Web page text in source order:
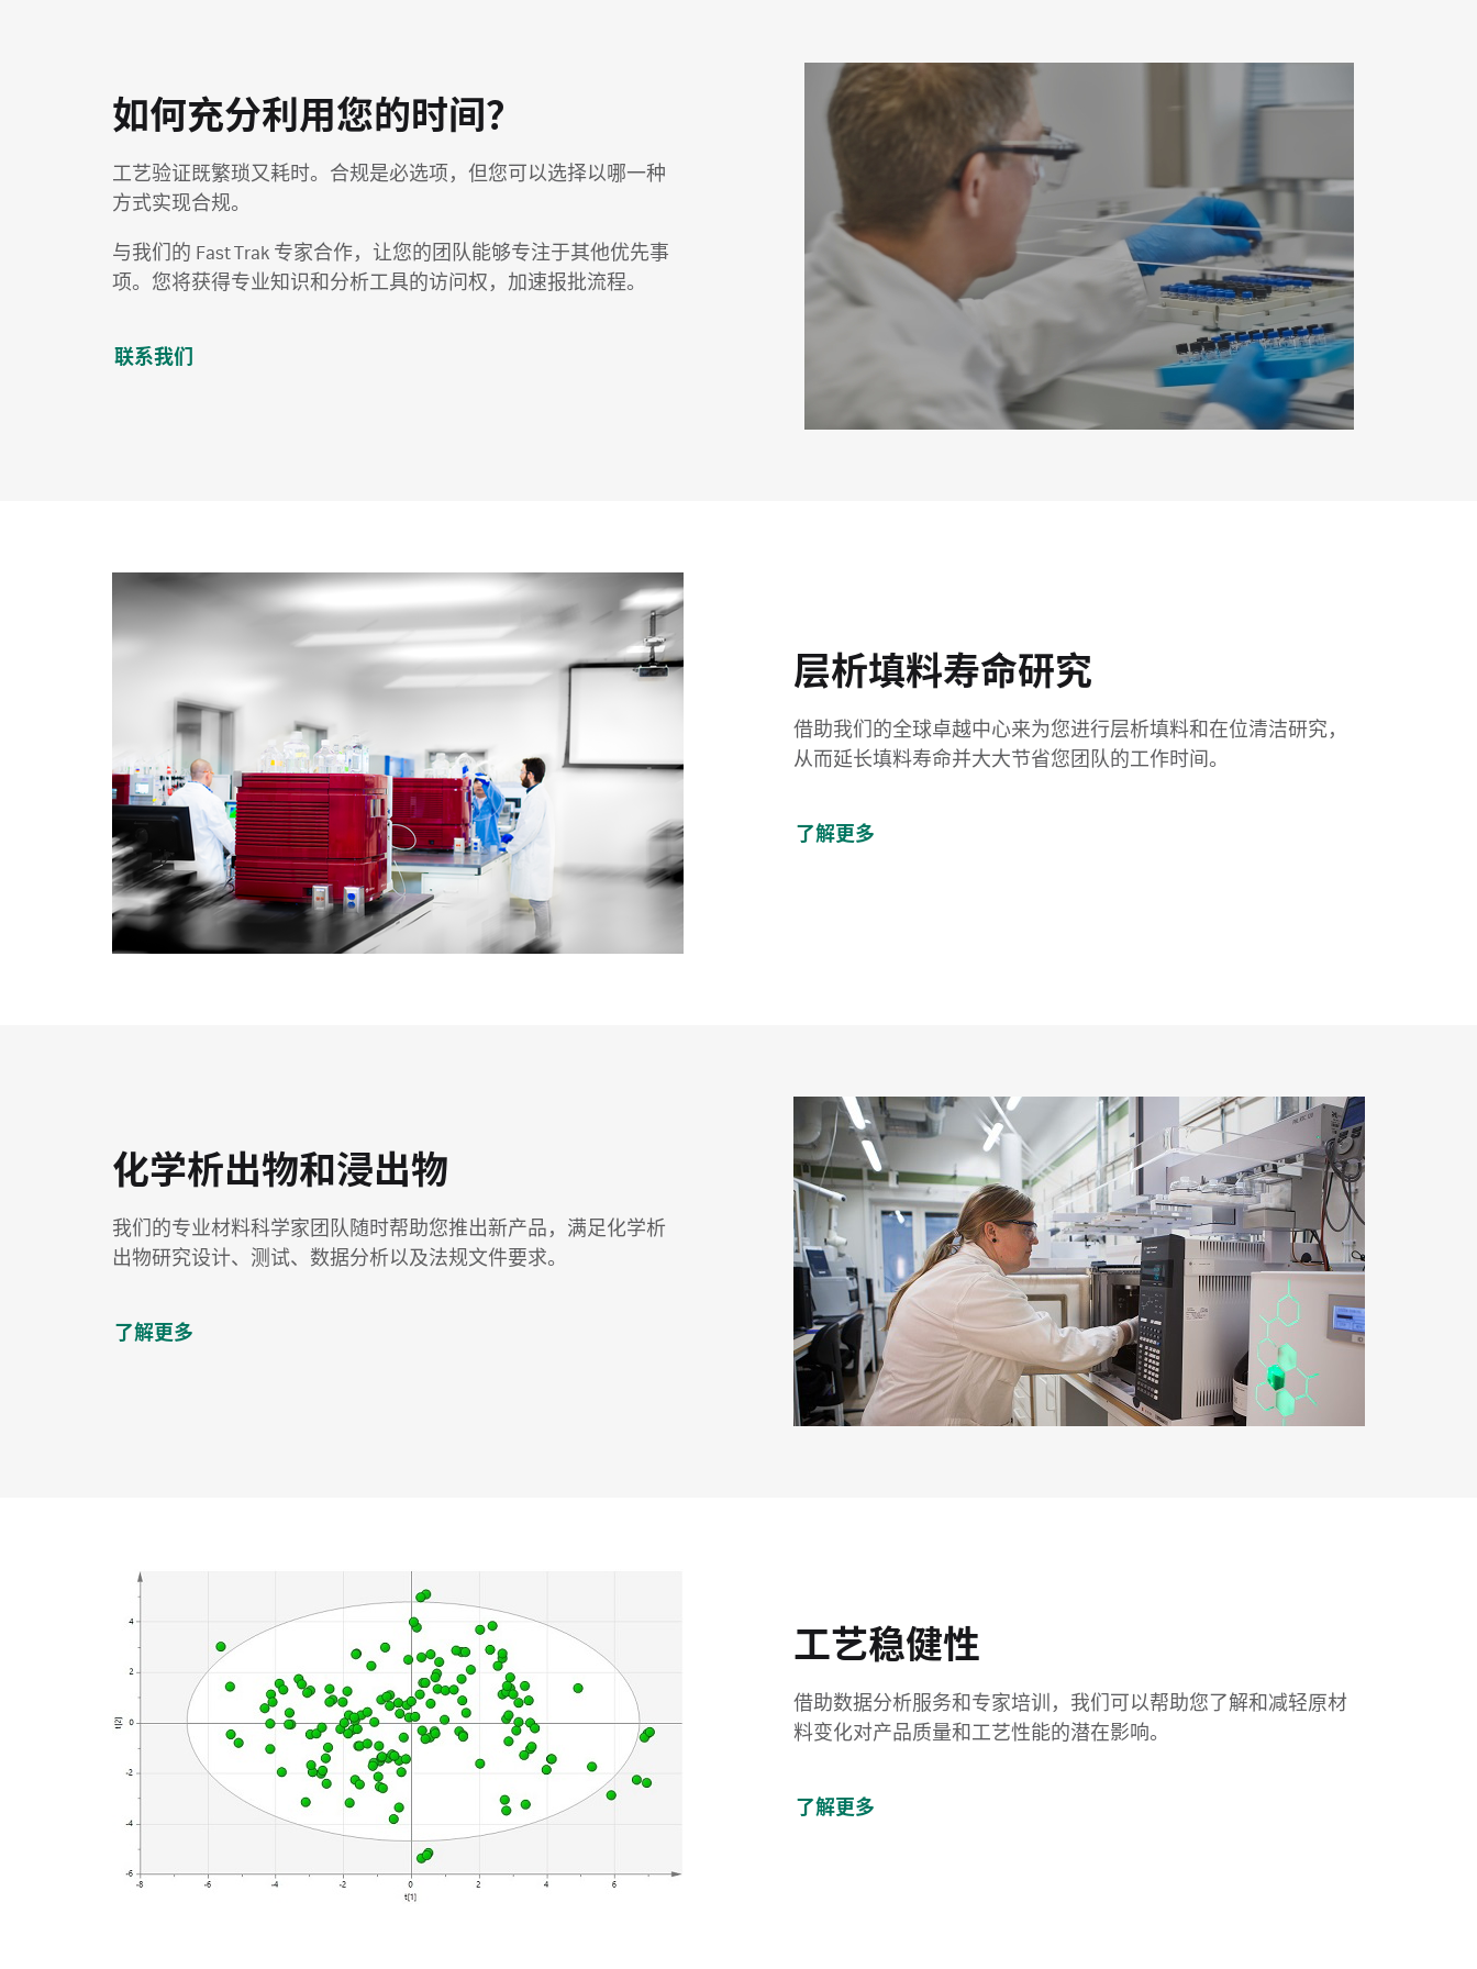
如何充分利用您的时间？
工艺验证既繁琐又耗时。合规是必选项，但您可以选择以哪一种
方式实现合规。
与我们的 Fast Trak 专家合作，让您的团队能够专注于其他优先事
项。您将获得专业知识和分析工具的访问权，加速报批流程。
联系我们
层析填料寿命研究
借助我们的全球卓越中心来为您进行层析填料和在位清洁研究，
从而延长填料寿命并大大节省您团队的工作时间。
了解更多
化学析出物和浸出物
我们的专业材料科学家团队随时帮助您推出新产品，满足化学析
出物研究设计、测试、数据分析以及法规文件要求。
了解更多
工艺稳健性
借助数据分析服务和专家培训，我们可以帮助您了解和减轻原材
料变化对产品质量和工艺性能的潜在影响。
了解更多